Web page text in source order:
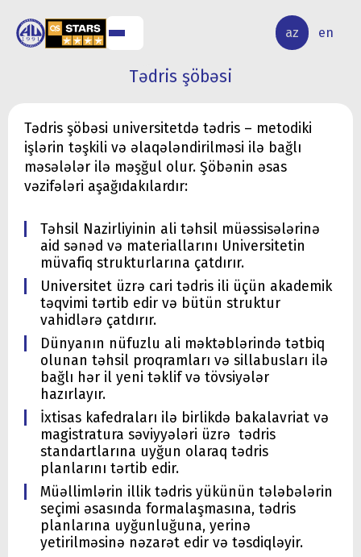
az en
ELMİ
TƏDQİQAT
Tədris şöbəsi
Tədris şöbəsi universitetdə tədris – metodiki
işlərin təşkili və əlaqələndirilməsi ilə bağlı
məsələlər ilə məşğul olur. Şöbənin əsas
vəzifələri aşağıdakılardır:
Təhsil Nazirliyinin ali təhsil müəssisələrinə
aid sənəd və materiallarını Universitetin
müvafiq strukturlarına çatdırır.
Universitet üzrə cari tədris ili üçün akademik
təqvimi tərtib edir və bütün struktur
vahidlərə çatdırır.
Dünyanın nüfuzlu ali məktəblərində tətbiq
olunan təhsil proqramları və sillabusları ilə
bağlı hər il yeni təklif və tövsiyələr
hazırlayır.
İxtisas kafedraları ilə birlikdə bakalavriat və
magistratura səviyyələri üzrə tədris
standartlarına uyğun olaraq tədris
planlarını tərtib edir.
Müəllimlərin illik tədris yükünün tələbələrin
seçimi əsasında formalaşmasına, tədris
planlarına uyğunluğuna, yerinə
yetirilməsinə nəzarət edir və təsdiqləyir.